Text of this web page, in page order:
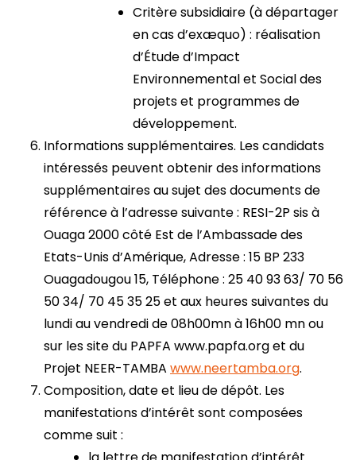
Critère subsidiaire (à départager
en cas d’exæquo) : réalisation
d’Étude d’Impact
Environnemental et Social des
projets et programmes de
développement.
Informations supplémentaires. Les candidats
intéressés peuvent obtenir des informations
supplémentaires au sujet des documents de
référence à l’adresse suivante : RESI-2P sis à
Ouaga 2000 côté Est de l’Ambassade des
Etats-Unis d’Amérique, Adresse : 15 BP 233
Ouagadougou 15, Téléphone : 25 40 93 63/ 70 56
50 34/ 70 45 35 25 et aux heures suivantes du
lundi au vendredi de 08h00mn à 16h00 mn ou
sur les site du PAPFA www.papfa.org et du
Projet NEER-TAMBA www.neertamba.org.
Composition, date et lieu de dépôt. Les
manifestations d’intérêt sont composées
comme suit :